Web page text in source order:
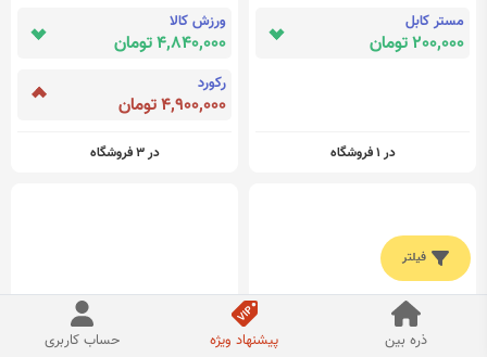
مستر کابل
200,000 تومان
در 1 فروشگاه
ورزش کالا
4,840,000 تومان
رکورد
4,900,000 تومان
در 3 فروشگاه
فیلتر
ذره بین پیشنهاد ویژه حساب کاربری